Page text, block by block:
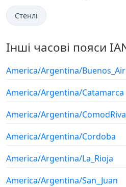
Стенлі
Інші часові пояси
America/Argentina/
America/Argentina/Catamarca
America/Argentina/
America/Argentina/Cordoba
America/Argentina/La_Rioja
America/Argentina/San_Juan